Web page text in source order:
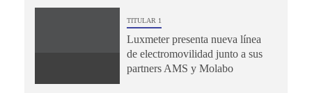
TITULAR 1
Luxmeter presenta nueva línea
de electromovilidad junto a sus
partners AMS y Molabo